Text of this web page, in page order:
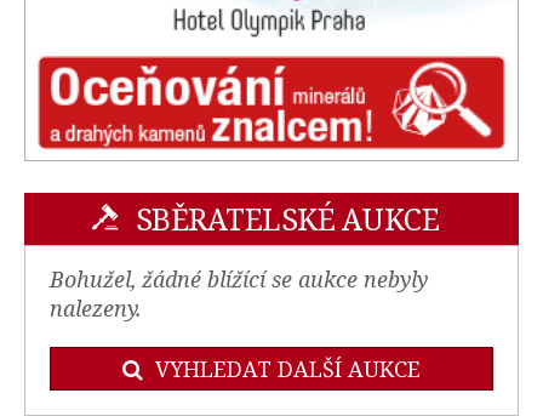
SBĚRATELSKÉ AUKCE
Bohužel, žádné blížící se aukce nebyly
nalezeny.
VYHLEDAT DALŠÍ AUKCE